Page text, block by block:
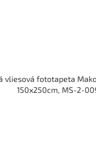
vliesová fototapeta
150x250cm, MS-2-